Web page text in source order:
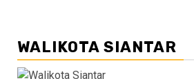
WALIKOTA SIANTAR